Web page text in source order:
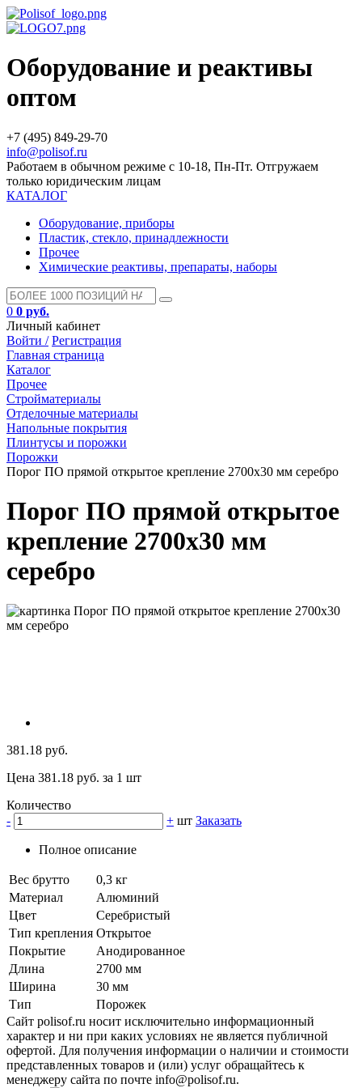
Оборудование и реактивы
оптом
+7 (495) 849-29-70
info@polisof.ru
Работаем в обычном режиме с 10-18, Пн-Пт. Отгружаем
только юридическим лицам
КАТАЛОГ
Оборудование, приборы
Пластик, стекло, принадлежности
Прочее
Химические реактивы, препараты, наборы
0 0 руб.
Личный кабинет
Войти / Регистрация
Главная страница
Каталог
Прочее
Стройматериалы
Отделочные материалы
Напольные покрытия
Плинтусы и порожки
Порожки
Порог ПО прямой открытое крепление 2700x30 мм серебро
Порог ПО прямой открытое
крепление 2700x30 мм
серебро
381.18 руб.
Цена 381.18 руб. за 1 шт
Количество
-
+ шт Заказать
Полное описание
Вес брутто
0,3 кг
Материал
Алюминий
Цвет
Серебристый
Тип крепления Открытое
Покрытие
Анодированное
Длина
2700 мм
Ширина
30 мм
Тип
Порожек
Сайт polisof.ru носит исключительно информационный
характер и ни при каких условиях не является публичной
офертой. Для получения информации о наличии и стоимости
представленных товаров и (или) услуг обращайтесь к
менеджеру сайта по почте info@polisof.ru.